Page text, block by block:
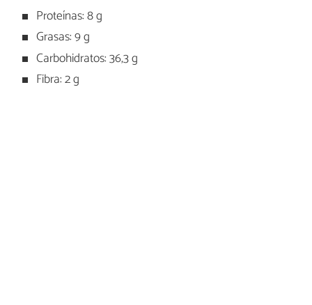
Proteínas: 8 g
Grasas: 9 g
Carbohidratos: 36,3 g
Fibra: 2 g